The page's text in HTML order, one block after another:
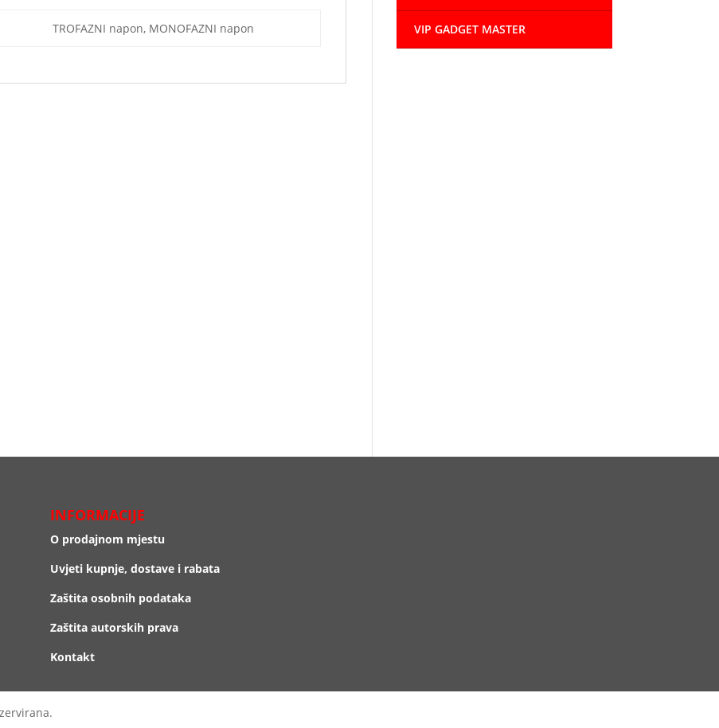
TROFAZNI napon, MONOFAZNI napon VIP GADGET MASTER
INFORMACIJE
O prodajnom mjestu
Uvjeti kupnje, dostave i rabata
Zaštita osobnih podataka
Zaštita autorskih prava
Kontakt